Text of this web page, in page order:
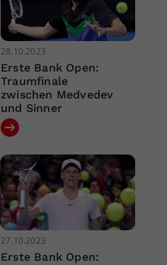
28.10.2023
Erste Bank Open:
Traumfinale
zwischen Medvedev
und Sinner
27.10.2023
Erste Bank Open: